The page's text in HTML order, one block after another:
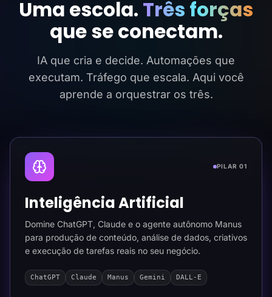
Uma escola. Três forças
que se conectam.
IA que cria e decide. Automações que
executam. Tráfego que escala. Aqui você
aprende a orquestrar os três.
PILAR 01
Inteligência Artificial
Domine ChatGPT, Claude e o agente autônomo Manus
para produção de conteúdo, análise de dados, criativos
e execução de tarefas reais no seu negócio.
ChatGPT Claude Manus Gemini DALL-E